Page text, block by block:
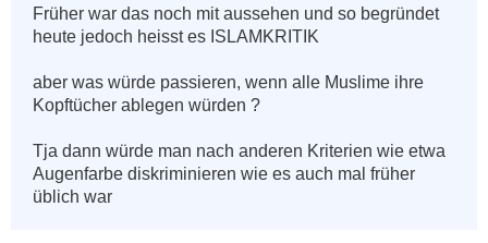
Früher war das noch mit aussehen und so begründet
heute jedoch heisst es ISLAMKRITIK
aber was würde passieren, wenn alle Muslime ihre
Kopftücher ablegen würden ?
Tja dann würde man nach anderen Kriterien wie etwa
Augenfarbe diskriminieren wie es auch mal früher
üblich war